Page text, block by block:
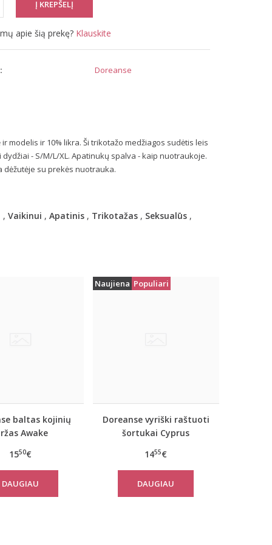
apie šią prekę? Klauskite
Doreanse
modelis ir 10% likra. Ši trikotažo medžiagos sudėtis leis
- S/M/L/XL. Apatinukų spalva - kaip nuotraukoje.
dėžutėje su prekės nuotrauka.
, Vaikinui , Apatinis, Trikotažas, Seksualūs,
baltas kojinių
Awake
1550€
DAUGIAU
Naujiena Populiari
Doreanse vyriški raštuoti
šortukai Cyprus
1455€
DAUGIAU